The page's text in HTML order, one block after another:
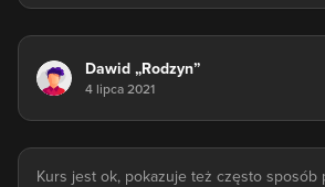
Dawid „Rodzyn”
4 lipca 2021
Kurs jest ok, pokazuje też często sposób